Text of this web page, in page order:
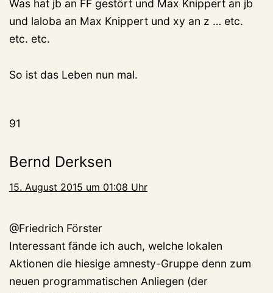
Was hat jb an FF gestört und Max Knippert an jb
und laloba an Max Knippert und xy an z … etc.
etc. etc.
So ist das Leben nun mal.
91
Bernd Derksen
15. August 2015 um 01:08 Uhr
@Friedrich Förster
Interessant fände ich auch, welche lokalen
Aktionen die hiesige amnesty-Gruppe denn zum
neuen programmatischen Anliegen (der